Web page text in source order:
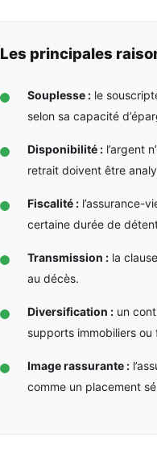
Les principales
Souplesse : le
selon sa capacité
Disponibilité : l’argent
retrait doivent être
Fiscalité : l’assurance-
certaine durée de
Transmission : la
au décès.
Diversification : un
supports immobiliers ou
Image rassurante :
comme un placement